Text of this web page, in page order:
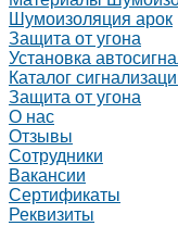
Шумоизоляция арок
Защита от угона
Установка
Каталог
Защита от угона
О нас
Отзывы
Сотрудники
Вакансии
Сертификаты
Реквизиты